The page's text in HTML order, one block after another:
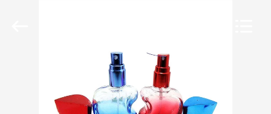
PRODUITS